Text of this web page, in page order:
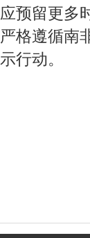
应预留更多
严格遵循南
示行动。